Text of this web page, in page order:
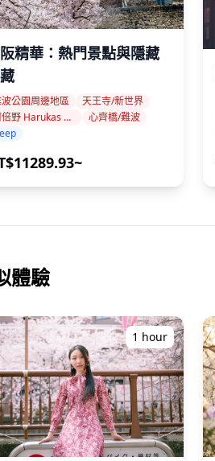
精華：熱門景點與隱藏
公園周邊地區
天王寺/新世界
阿倍野 Harukas 周邊地區
心齊橋/難波
體驗
1 hour